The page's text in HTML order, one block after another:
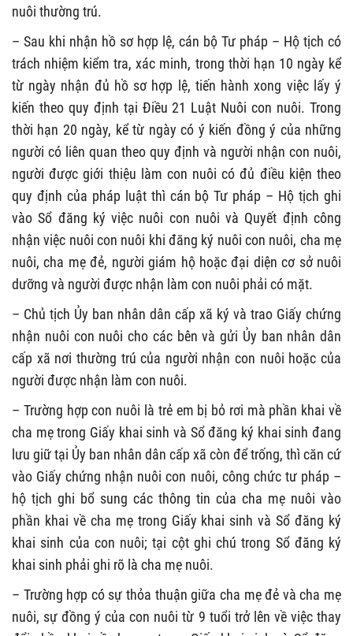
nuôi thường trú.
– Sau khi nhận hồ sơ hợp lệ, cán bộ Tư pháp – Hộ tịch có
trách nhiệm kiểm tra, xác minh, trong thời hạn 10 ngày kể
từ ngày nhận đủ hồ sơ hợp lệ, tiến hành xong việc lấy ý
kiến theo quy định tại Điều 21 Luật Nuôi con nuôi. Trong
thời hạn 20 ngày, kể từ ngày có ý kiến đồng ý của những
người có liên quan theo quy định và người nhận con nuôi,
người được giới thiệu làm con nuôi có đủ điều kiện theo
quy định của pháp luật thì cán bộ Tư pháp – Hộ tịch ghi
vào Sổ đăng ký việc nuôi con nuôi và Quyết định công
nhận việc nuôi con nuôi khi đăng ký nuôi con nuôi, cha mẹ
nuôi, cha mẹ đẻ, người giám hộ hoặc đại diện cơ sở nuôi
dưỡng và người được nhận làm con nuôi phải có mặt.
– Chủ tịch Ủy ban nhân dân cấp xã ký và trao Giấy chứng
nhận nuôi con nuôi cho các bên và gửi Ủy ban nhân dân
cấp xã nơi thường trú của người nhận con nuôi hoặc của
người được nhận làm con nuôi.
– Trường hợp con nuôi là trẻ em bị bỏ rơi mà phần khai về
cha mẹ trong Giấy khai sinh và Sổ đăng ký khai sinh đang
lưu giữ tại Ủy ban nhân dân cấp xã còn để trống, thì căn cứ
vào Giấy chứng nhận nuôi con nuôi, công chức tư pháp –
hộ tịch ghi bổ sung các thông tin của cha mẹ nuôi vào
phần khai về cha mẹ trong Giấy khai sinh và Sổ đăng ký
khai sinh của con nuôi; tại cột ghi chú trong Sổ đăng ký
khai sinh phải ghi rõ là cha mẹ nuôi.
– Trường hợp có sự thỏa thuận giữa cha mẹ đẻ và cha mẹ
nuôi, sự đồng ý của con nuôi từ 9 tuổi trở lên về việc thay